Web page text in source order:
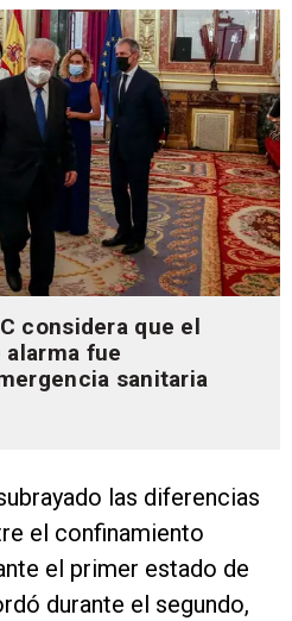
considera que el
fue
sanitaria
las diferencias
el confinamiento
el primer estado de
durante el segundo,